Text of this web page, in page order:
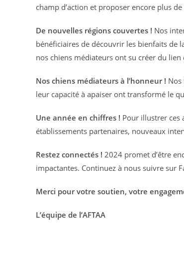
champ d’action et proposer encore plus
De nouvelles régions couvertes ! Nos
bénéficiaires de découvrir les bienfaits de
nos chiens médiateurs ont su créer du
Nos chiens médiateurs à l’honneur !
leur capacité à apaiser ont transformé le
Une année en chiffres ! Pour illustrer ces
établissements partenaires, nouveaux
Restez connectés ! 2024 promet d’être
impactantes. Continuez à nous suivre sur
Merci pour votre soutien, votre
L’équipe de l’AFTAA